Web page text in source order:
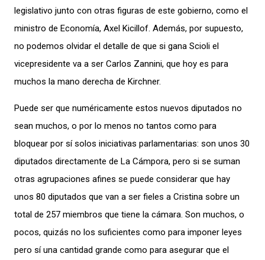
legislativo junto con otras figuras de este gobierno, como el
ministro de Economía, Axel Kicillof. Además, por supuesto,
no podemos olvidar el detalle de que si gana Scioli el
vicepresidente va a ser Carlos Zannini, que hoy es para
muchos la mano derecha de Kirchner.
Puede ser que numéricamente estos nuevos diputados no
sean muchos, o por lo menos no tantos como para
bloquear por sí solos iniciativas parlamentarias: son unos 30
diputados directamente de La Cámpora, pero si se suman
otras agrupaciones afines se puede considerar que hay
unos 80 diputados que van a ser fieles a Cristina sobre un
total de 257 miembros que tiene la cámara. Son muchos, o
pocos, quizás no los suficientes como para imponer leyes
pero sí una cantidad grande como para asegurar que el